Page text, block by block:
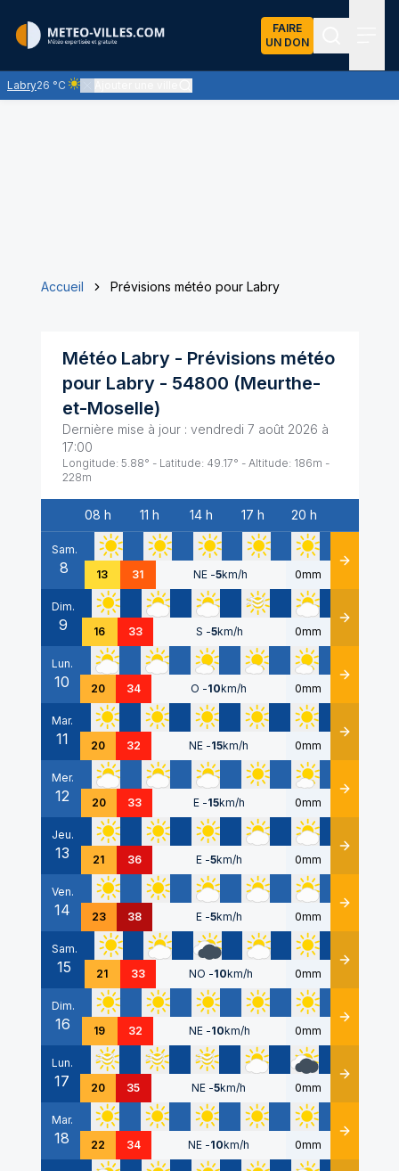
FAIRE
UN DON
Labry26 °C
Ciel clair - quasiment pas de nuages et un soleil omniprésent
Accueil Prévisions météo pour Labry
Météo Labry- Prévisions météo
pour Labry- 54800 (Meurthe-
et-Moselle)
Dernière mise à jour : vendredi 7 août 2026 à
17:00
Longitude: 5.88° - Latitude: 49.17° - Altitude: 186m -
228m
Date
08 h 11 h 14 h 17 h 20 h
Sam.
8 13 31 NE -5km/h 0mm Détails
Dim.
9 16 33 S -5km/h 0mm Détails
Lun.
10 20 34 O -10km/h 0mm Détails
Mar.
11 20 32 NE -15km/h 0mm Détails
Mer.
12 20 33 E -15km/h 0mm Détails
Jeu.
13 21 36 E -5km/h 0mm Détails
Ven.
14 23 38 E -5km/h 0mm Détails
Sam.
15 21 33 NO -10km/h 0mm Détails
Dim.
16 19 32 NE -10km/h 0mm Détails
Lun.
17 20 35 NE -5km/h 0mm Détails
Mar.
18 22 34 NE -10km/h 0mm Détails